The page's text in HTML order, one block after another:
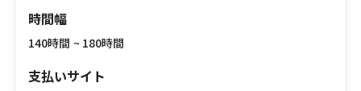
時間幅
140時間 ~ 180時間
支払いサイト